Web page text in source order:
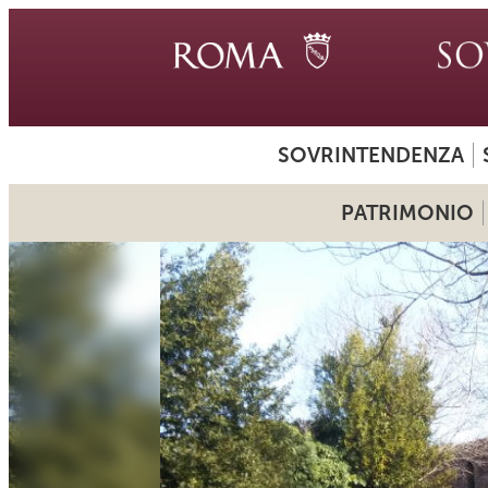
SOVRINTENDENZA
PATRIMONIO